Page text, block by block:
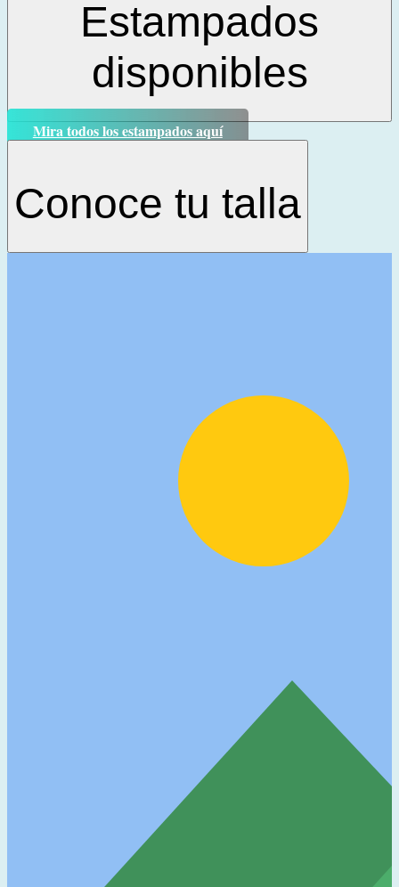
Estampados
disponibles
Mira todos los estampados aquí
Conoce tu talla